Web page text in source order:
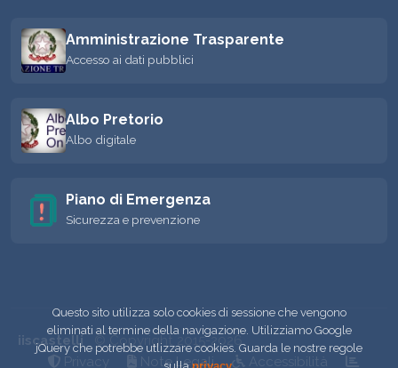
Amministrazione Trasparente
Accesso ai dati pubblici
Albo Pretorio
Albo digitale
Piano di Emergenza
Sicurezza e prevenzione
iiscastelli
© Copyright 2015-2026
Privacy
Note Legali Accessibilità
Questo sito utilizza solo cookies di sessione che vengono
eliminati al termine della navigazione. Utilizziamo Google
jQuery che potrebbe utlizzare cookies. Guarda le nostre regole